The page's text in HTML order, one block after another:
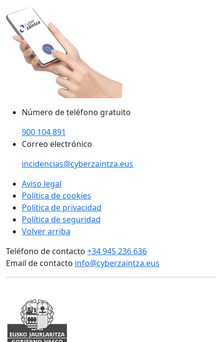
Número de teléfono gratuito
900 104 891
Correo electrónico
incidencias@cyberzaintza.eus
Aviso legal
Política de cookies
Política de privacidad
Política de seguridad
Volver arriba
Teléfono de contacto +34 945 236 636
Email de contacto info@cyberzaintza.eus